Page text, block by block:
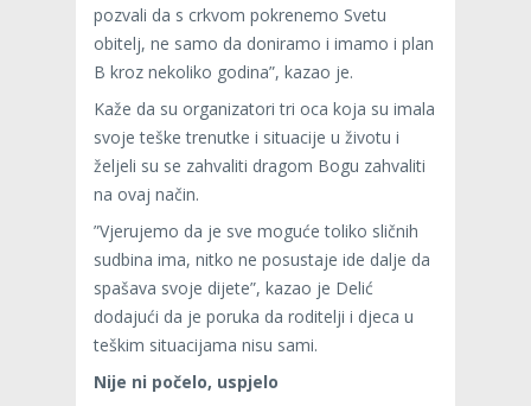
pozvali da s crkvom pokrenemo Svetu
obitelj, ne samo da doniramo i imamo i plan
B kroz nekoliko godina”, kazao je.
Kaže da su organizatori tri oca koja su imala
svoje teške trenutke i situacije u životu i
željeli su se zahvaliti dragom Bogu zahvaliti
na ovaj način.
”Vjerujemo da je sve moguće toliko sličnih
sudbina ima, nitko ne posustaje ide dalje da
spašava svoje dijete”, kazao je Delić
dodajući da je poruka da roditelji i djeca u
teškim situacijama nisu sami.
Nije ni počelo, uspjelo